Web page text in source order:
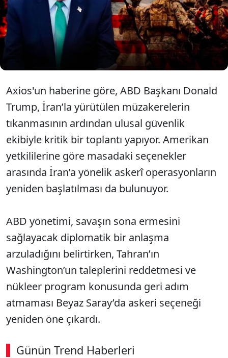
yeniden başlatmayı düşündüğünü açıkladı. Öte
yandan Donald Trump, İran ile müzakerelerin
tıkanmasının ardından, İran'a karşı askeri
harekat yapmayı düşünüyor
Axios'un haberine göre, ABD Başkanı Donald
Trump, İran’la yürütülen müzakerelerin
tıkanmasının ardından ulusal güvenlik
ekibiyle kritik bir toplantı yapıyor. Amerikan
yetkililerine göre masadaki seçenekler
arasında İran’a yönelik askerî operasyonların
yeniden başlatılması da bulunuyor.
ABD yönetimi, savaşın sona ermesini
sağlayacak diplomatik bir anlaşma
arzuladığını belirtirken, Tahran’ın
Washington’un taleplerini reddetmesi ve
nükleer program konusunda geri adım
atmaması Beyaz Saray’da askeri seçeneği
yeniden öne çıkardı.
Günün Trend Haberleri